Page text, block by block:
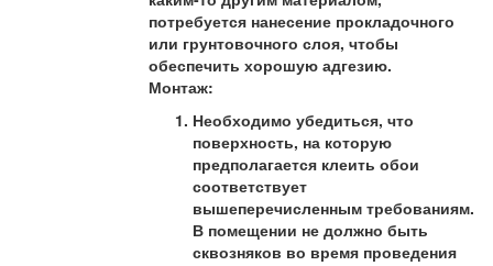
потребуется нанесение прокладочного
или грунтовочного слоя, чтобы
обеспечить хорошую адгезию.
Монтаж:
Необходимо убедиться, что
поверхность, на которую
предполагается клеить обои
соответствует
вышеперечисленным требованиям.
В помещении не должно быть
сквозняков во время проведения